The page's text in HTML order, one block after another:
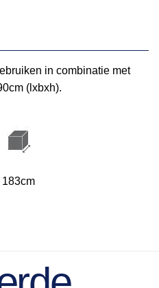
in combinatie met
(lxbxh).
183cm